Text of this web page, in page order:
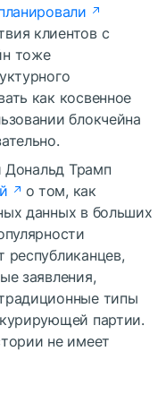
клиентов с
тоже
как косвенное
блокчейна
Дональд Трамп
о том, как
данных в больших
заявления,
типы
партии.
не имеет